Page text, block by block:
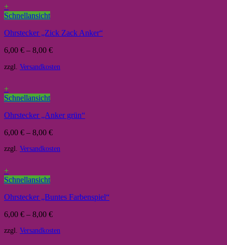
+
Schnellansicht
Ohrstecker „Zick Zack Anker“
6,00 € – 8,00 €
zzgl. Versandkosten
+
Schnellansicht
Ohrstecker „Anker grün“
6,00 € – 8,00 €
zzgl. Versandkosten
+
Schnellansicht
Ohrstecker „Buntes Farbenspiel“
6,00 € – 8,00 €
zzgl. Versandkosten